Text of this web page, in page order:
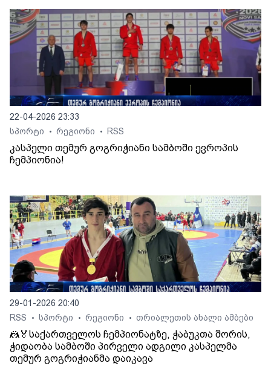
22-04-2026 23:33
სპორტი
• რეგიონი • RSS
კასპელი თემურ გოგრიჭიანი სამბოში ევროპის
ჩემპიონია!
29-01-2026 20:40
RSS
• სპორტი • რეგიონი • თრიალეთის ახალი ამბები
🤼🏅საქართველოს ჩემპიონატზე, ჭაბუკთა შორის,
ჭიდაობა სამბოში პირველი ადგილი კასპელმა
თემურ გოგრიჭიანმა დაიკავა